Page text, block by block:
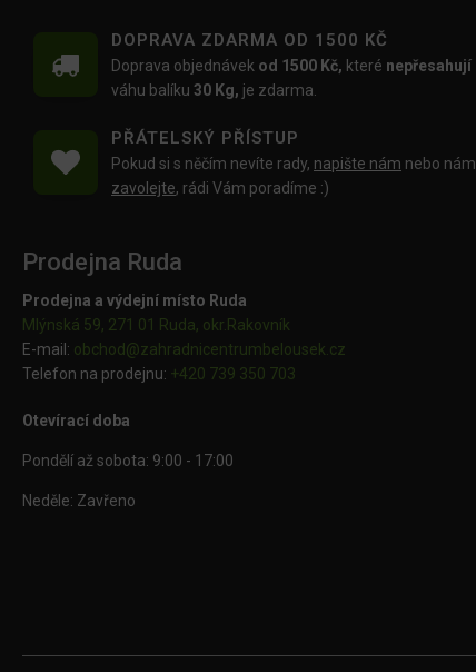
DOPRAVA ZDARMA OD 1500 KČ
Doprava objednávek od 1500 Kč, které nepřesahují
váhu balíku30 Kg, je zdarma.
PŘÁTELSKÝ PŘÍSTUP
Pokud si s něčím nevíte rady, napište nám nebo nám
zavolejte, rádi Vám poradíme :)
Prodejna Ruda
Prodejna a výdejní místo Ruda
Mlýnská 59, 271 01 Ruda, okr.Rakovník
E-mail: obchod@zahradnicentrumbelousek.cz
Telefon na prodejnu: +420 739 350 703
Otevírací doba
Pondělí až sobota: 9:00 - 17:00
Neděle: Zavřeno